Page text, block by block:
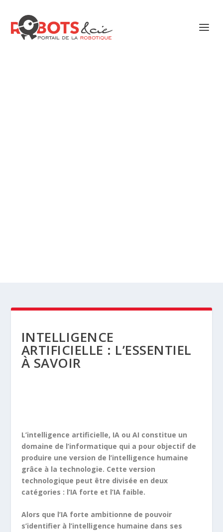
INTELLIGENCE
ARTIFICIELLE : L’ESSENTIEL
À SAVOIR
L’intelligence artificielle, IA ou AI constitue un
domaine de l’informatique qui a pour objectif de
produire une version de l’intelligence humaine
grâce à la technologie. Cette version
technologique peut être divisée en deux
catégories : l’IA forte et l’IA faible.
Alors que l’IA forte ambitionne de pouvoir
s’identifier à l’intelligence humaine dans ses